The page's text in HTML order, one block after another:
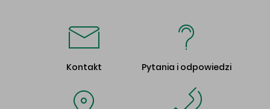
Kontakt Pytania i odpowiedzi